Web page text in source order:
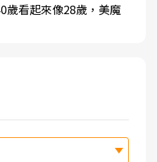
歲看起來像28歲，美魔